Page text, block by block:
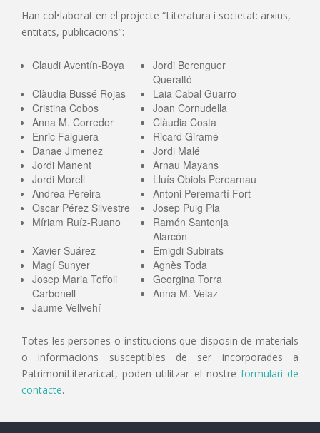
Han col•laborat en el projecte “Literatura i societat: arxius,
entitats, publicacions”:
Claudi Aventín-Boya
Jordi Berenguer
Queraltó
Clàudia Bussé Rojas
Laia Cabal Guarro
Cristina Cobos
Joan Cornudella
Anna M. Corredor
Clàudia Costa
Enric Falguera
Ricard Giramé
Danae Jimenez
Jordi Malé
Jordi Manent
Arnau Mayans
Jordi Morell
Lluís Obiols Perearnau
Andrea Pereira
Antoni Peremartí Fort
Òscar Pérez Silvestre
Josep Puig Pla
Míriam Ruíz-Ruano
Ramón Santonja
Alarcón
Xavier Suárez
Emigdi Subirats
Magí Sunyer
Agnès Toda
Josep Maria Toffoli
Carbonell
Georgina Torra
Anna M. Velaz
Jaume Vellvehí
Totes les persones o institucions que disposin de materials
o informacions susceptibles de ser incorporades a
PatrimoniLiterari.cat, poden utilitzar el nostre formulari de
contacte.